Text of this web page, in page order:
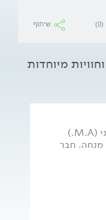
(0) שיתוף
מיוחדות
נתנאל פרי, פסיכולוג קליני (M.A.)
מנחה. חבר